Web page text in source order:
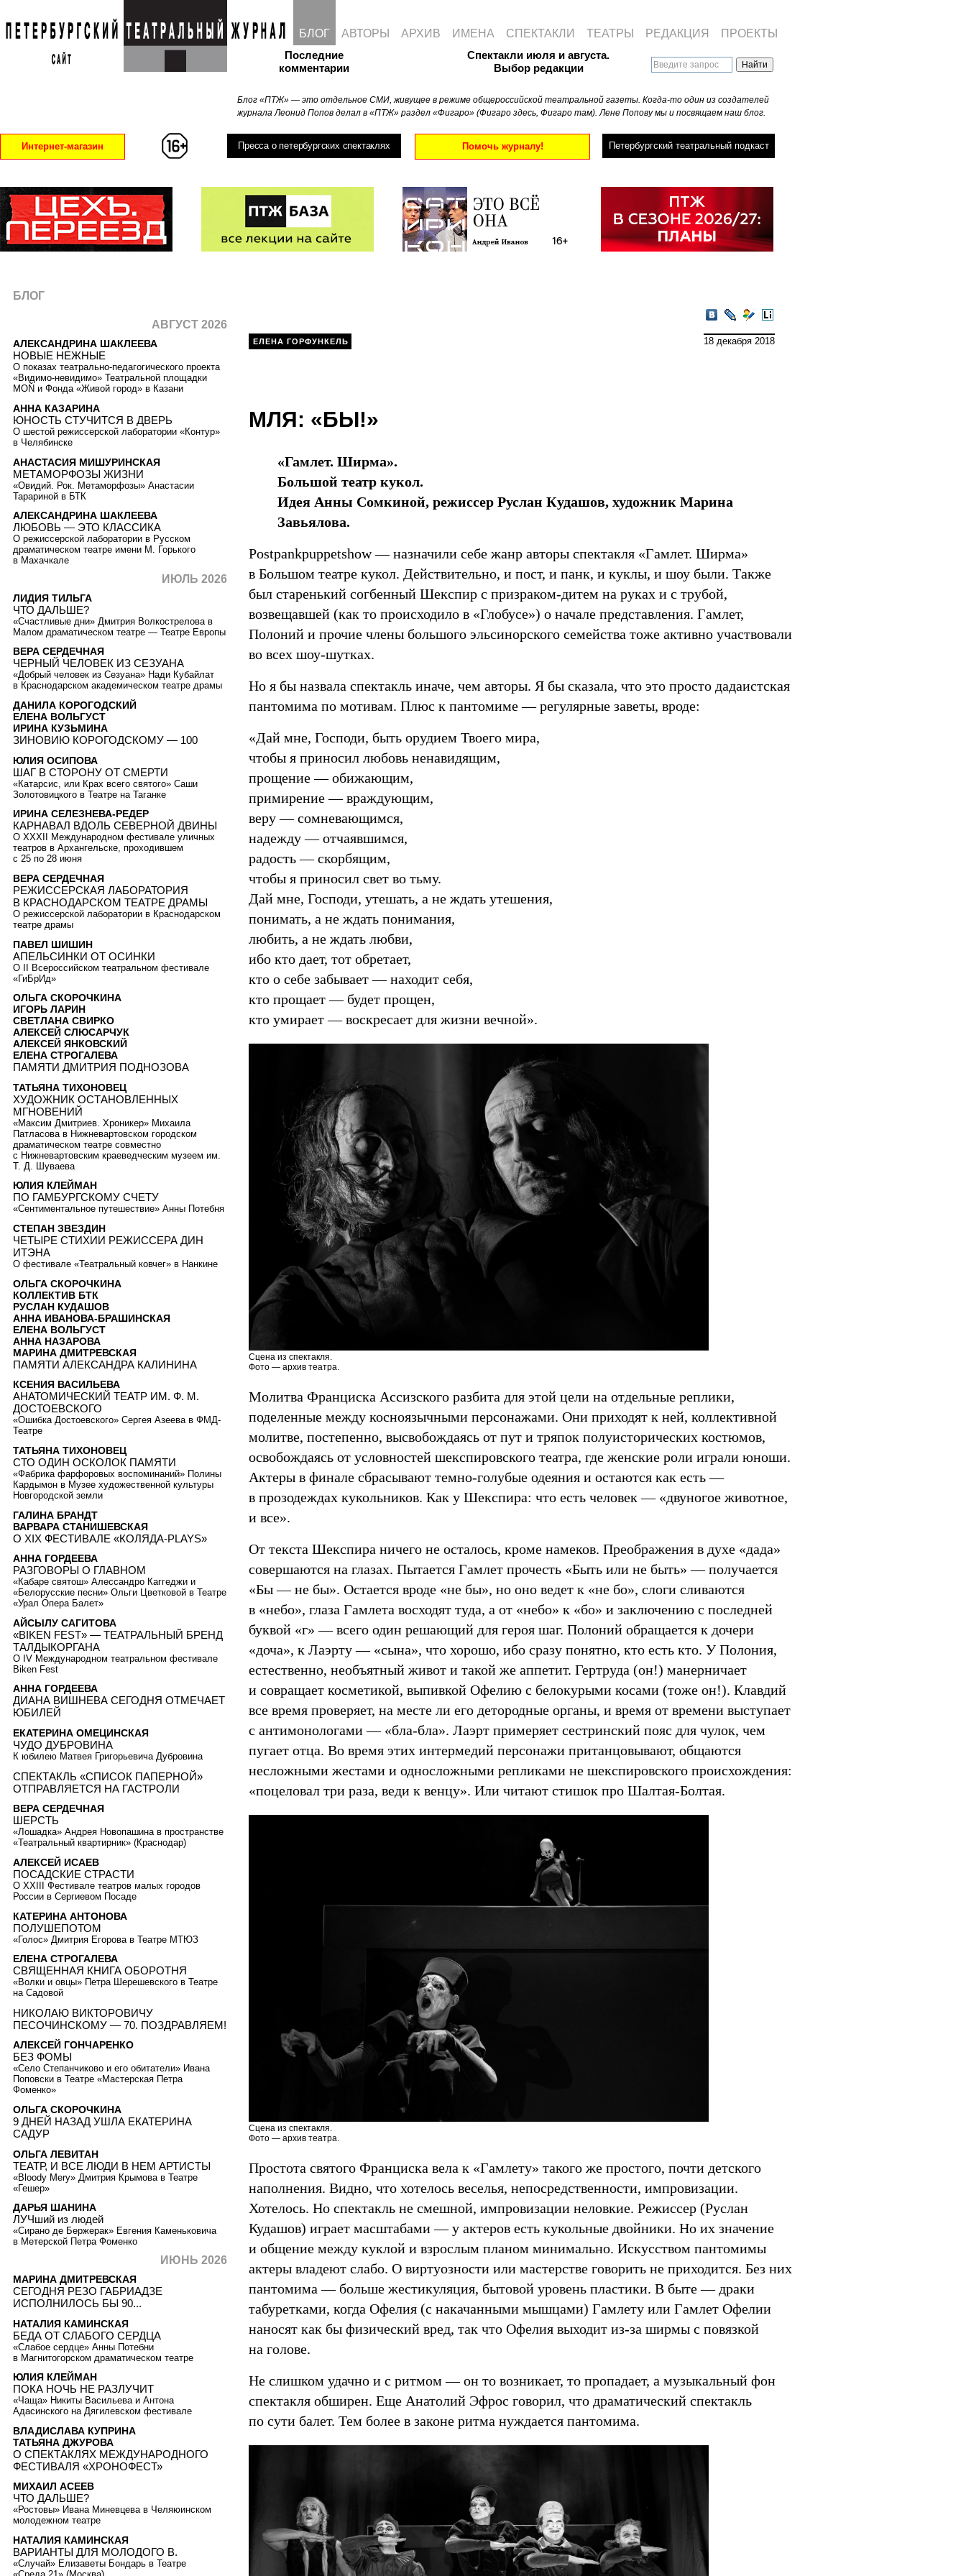
Последние
комментарии
Блог «ПТЖ» — это отдельное СМИ, живущее в режиме общероссийской театральной газеты. Когда-то один из создателей
журнала Леонид Попов делал в «ПТЖ» раздел «Фигаро» (Фигаро здесь, Фигаро там). Лене Попову мы и посвящаем наш блог.
Спектакли июля и августа.
Выбор редакции
Интернет-магазин Пресса о петербургских спектаклях Помочь журналу! Петербургский театральный подкаст
БЛОГ АВТОРЫ АРХИВ ИМЕНА СПЕКТАКЛИ ТЕАТРЫ РЕДАКЦИЯ ПРОЕКТЫ
VKontakte
LiveJournal
Мой
LiveInternet
18 декабря 2018
ЕЛЕНА ГОРФУНКЕЛЬ
МЛЯ: «БЫ!»
«Гамлет. Ширма».
Большой театр кукол.
Идея Анны Сомкиной, режиссер Руслан Кудашов, художник Марина
Завьялова.
Postpankpuppetshow — назначили себе жанр авторы спектакля «Гамлет. Ширма»
в Большом театре кукол. Действительно, и пост, и панк, и куклы, и шоу были. Также
был старенький согбенный Шекспир с призраком-дитем на руках и с трубой,
возвещавшей (как то происходило в «Глобусе») о начале представления. Гамлет,
Полоний и прочие члены большого эльсинорского семейства тоже активно участвовали
во всех шоу-шутках.
Но я бы назвала спектакль иначе, чем авторы. Я бы сказала, что это просто дадаистская
пантомима по мотивам. Плюс к пантомиме — регулярные заветы, вроде:
«Дай мне, Господи, быть орудием Твоего мира,
чтобы я приносил любовь ненавидящим,
прощение — обижающим,
примирение — враждующим,
веру — сомневающимся,
надежду — отчаявшимся,
радость — скорбящим,
чтобы я приносил свет во тьму.
Дай мне, Господи, утешать, а не ждать утешения,
понимать, а не ждать понимания,
любить, а не ждать любви,
ибо кто дает, тот обретает,
кто о себе забывает — находит себя,
кто прощает — будет прощен,
кто умирает — воскресает для жизни вечной».
Сцена из спектакля.
Фото — архив театра.
Молитва Франциска Ассизского разбита для этой цели на отдельные реплики,
поделенные между косноязычными персонажами. Они приходят к ней, коллективной
молитве, постепенно, высвобождаясь от пут и тряпок полуисторических костюмов,
освобождаясь от условностей шекспировского театра, где женские роли играли юноши.
Актеры в финале сбрасывают темно-голубые одеяния и остаются как есть —
в прозодеждах кукольников. Как у Шекспира: что есть человек — «двуногое животное,
и все».
От текста Шекспира ничего не осталось, кроме намеков. Преображения в духе «дада»
совершаются на глазах. Пытается Гамлет прочесть «Быть или не быть» — получается
«Бы — не бы». Остается вроде «не бы», но оно ведет к «не бо», слоги сливаются
в «небо», глаза Гамлета восходят туда, а от «небо» к «бо» и заключению с последней
буквой «г» — всего один решающий для героя шаг. Полоний обращается к дочери
«доча», к Лаэрту — «сына», что хорошо, ибо сразу понятно, кто есть кто. У Полония,
естественно, необъятный живот и такой же аппетит. Гертруда (он!) манерничает
и совращает косметикой, выпивкой Офелию с белокурыми косами (тоже он!). Клавдий
все время проверяет, на месте ли его детородные органы, и время от времени выступает
с антимонологами — «бла-бла». Лаэрт примеряет сестринский пояс для чулок, чем
пугает отца. Во время этих интермедий персонажи пританцовывают, общаются
несложными жестами и односложными репликами не шекспировского происхождения:
«поцеловал три раза, веди к венцу». Или читают стишок про Шалтая-Болтая.
Сцена из спектакля.
Фото — архив театра.
Простота святого Франциска вела к «Гамлету» такого же простого, почти детского
наполнения. Видно, что хотелось веселья, непосредственности, импровизации.
Хотелось. Но спектакль не смешной, импровизации неловкие. Режиссер (Руслан
Кудашов) играет масштабами — у актеров есть кукольные двойники. Но их значение
и общение между куклой и взрослым планом минимально. Искусством пантомимы
актеры владеют слабо. О виртуозности или мастерстве говорить не приходится. Без них
пантомима — больше жестикуляция, бытовой уровень пластики. В быте — драки
табуретками, когда Офелия (с накачанными мышцами) Гамлету или Гамлет Офелии
наносят как бы физический вред, так что Офелия выходит из-за ширмы с повязкой
на голове.
Не слишком удачно и с ритмом — он то возникает, то пропадает, а музыкальный фон
спектакля обширен. Еще Анатолий Эфрос говорил, что драматический спектакль
по сути балет. Тем более в законе ритма нуждается пантомима.
БЛОГ
АВГУСТ 2026
АЛЕКСАНДРИНА ШАКЛЕЕВА
НОВЫЕ НЕЖНЫЕ
О показах театрально-педагогического проекта
«Видимо-невидимо» Театральной площадки
MOŇ и Фонда «Живой город» в Казани
АННА КАЗАРИНА
ЮНОСТЬ СТУЧИТСЯ В ДВЕРЬ
О шестой режиссерской лаборатории «Контур»
в Челябинске
АНАСТАСИЯ МИШУРИНСКАЯ
МЕТАМОРФОЗЫ ЖИЗНИ
«Овидий. Рок. Метаморфозы» Анастасии
Тарариной в БТК
АЛЕКСАНДРИНА ШАКЛЕЕВА
ЛЮБОВЬ — ЭТО КЛАССИКА
О режиссерской лаборатории в Русском
драматическом театре имени М. Горького
в Махачкале
ИЮЛЬ 2026
ЛИДИЯ ТИЛЬГА
ЧТО ДАЛЬШЕ?
«Счастливые дни» Дмитрия Волкострелова в
Малом драматическом театре — Театре Европы
ВЕРА СЕРДЕЧНАЯ
ЧЕРНЫЙ ЧЕЛОВЕК ИЗ СЕЗУАНА
«Добрый человек из Сезуана» Нади Кубайлат
в Краснодарском академическом театре драмы
ДАНИЛА КОРОГОДСКИЙ
ЕЛЕНА ВОЛЬГУСТ
ИРИНА КУЗЬМИНА
ЗИНОВИЮ КОРОГОДСКОМУ — 100
ЮЛИЯ ОСИПОВА
ШАГ В СТОРОНУ ОТ СМЕРТИ
«Катарсис, или Крах всего святого» Саши
Золотовицкого в Театре на Таганке
ИРИНА СЕЛЕЗНЕВА-РЕДЕР
КАРНАВАЛ ВДОЛЬ СЕВЕРНОЙ ДВИНЫ
О XXXII Международном фестивале уличных
театров в Архангельске, проходившем
с 25 по 28 июня
ВЕРА СЕРДЕЧНАЯ
РЕЖИССЕРСКАЯ ЛАБОРАТОРИЯ
В КРАСНОДАРСКОМ ТЕАТРЕ ДРАМЫ
О режиссерской лаборатории в Краснодарском
театре драмы
ПАВЕЛ ШИШИН
АПЕЛЬСИНКИ ОТ ОСИНКИ
О II Всероссийском театральном фестивале
«ГиБрИд»
ОЛЬГА СКОРОЧКИНА
ИГОРЬ ЛАРИН
СВЕТЛАНА СВИРКО
АЛЕКСЕЙ СЛЮСАРЧУК
АЛЕКСЕЙ ЯНКОВСКИЙ
ЕЛЕНА СТРОГАЛЕВА
ПАМЯТИ ДМИТРИЯ ПОДНОЗОВА
ТАТЬЯНА ТИХОНОВЕЦ
ХУДОЖНИК ОСТАНОВЛЕННЫХ
МГНОВЕНИЙ
«Максим Дмитриев. Хроникер» Михаила
Патласова в Нижневартовском городском
драматическом театре совместно
с Нижневартовским краеведческим музеем им.
Т. Д. Шуваева
ЮЛИЯ КЛЕЙМАН
ПО ГАМБУРГСКОМУ СЧЕТУ
«Сентиментальное путешествие» Анны Потебня
СТЕПАН ЗВЕЗДИН
ЧЕТЫРЕ СТИХИИ РЕЖИССЕРА ДИН
ИТЭНА
О фестивале «Театральный ковчег» в Нанкине
ОЛЬГА СКОРОЧКИНА
КОЛЛЕКТИВ БТК
РУСЛАН КУДАШОВ
АННА ИВАНОВА-БРАШИНСКАЯ
ЕЛЕНА ВОЛЬГУСТ
АННА НАЗАРОВА
МАРИНА ДМИТРЕВСКАЯ
ПАМЯТИ АЛЕКСАНДРА КАЛИНИНА
КСЕНИЯ ВАСИЛЬЕВА
АНАТОМИЧЕСКИЙ ТЕАТР ИМ. Ф. М.
ДОСТОЕВСКОГО
«Ошибка Достоевского» Сергея Азеева в ФМД-
Театре
ТАТЬЯНА ТИХОНОВЕЦ
СТО ОДИН ОСКОЛОК ПАМЯТИ
«Фабрика фарфоровых воспоминаний» Полины
Кардымон в Музее художественной культуры
Новгородской земли
ГАЛИНА БРАНДТ
ВАРВАРА СТАНИШЕВСКАЯ
О XIX ФЕСТИВАЛЕ «КОЛЯДА-PLAYS»
АННА ГОРДЕЕВА
РАЗГОВОРЫ О ГЛАВНОМ
«Кабаре святош» Алессандро Каггеджи и
«Белорусские песни» Ольги Цветковой в Театре
«Урал Опера Балет»
АЙСЫЛУ САГИТОВА
«BIKEN FEST» — ТЕАТРАЛЬНЫЙ БРЕНД
ТАЛДЫКОРГАНА
О IV Международном театральном фестивале
Biken Fest
АННА ГОРДЕЕВА
ДИАНА ВИШНЕВА СЕГОДНЯ ОТМЕЧАЕТ
ЮБИЛЕЙ
ЕКАТЕРИНА ОМЕЦИНСКАЯ
ЧУДО ДУБРОВИНА
К юбилею Матвея Григорьевича Дубровина
СПЕКТАКЛЬ «СПИСОК ПАПЕРНОЙ»
ОТПРАВЛЯЕТСЯ НА ГАСТРОЛИ
ВЕРА СЕРДЕЧНАЯ
ШЕРСТЬ
«Лошадка» Андрея Новопашина в пространстве
«Театральный квартирник» (Краснодар)
АЛЕКСЕЙ ИСАЕВ
ПОСАДСКИЕ СТРАСТИ
О XXIII Фестивале театров малых городов
России в Сергиевом Посаде
КАТЕРИНА АНТОНОВА
ПОЛУШЕПОТОМ
«Голос» Дмитрия Егорова в Театре МТЮЗ
ЕЛЕНА СТРОГАЛЕВА
СВЯЩЕННАЯ КНИГА ОБОРОТНЯ
«Волки и овцы» Петра Шерешевского в Театре
на Садовой
НИКОЛАЮ ВИКТОРОВИЧУ
ПЕСОЧИНСКОМУ — 70. ПОЗДРАВЛЯЕМ!
АЛЕКСЕЙ ГОНЧАРЕНКО
БЕЗ ФОМЫ
«Село Степанчиково и его обитатели» Ивана
Поповски в Театре «Мастерская Петра
Фоменко»
ОЛЬГА СКОРОЧКИНА
9 ДНЕЙ НАЗАД УШЛА ЕКАТЕРИНА
САДУР
ОЛЬГА ЛЕВИТАН
ТЕАТР, И ВСЕ ЛЮДИ В НЕМ АРТИСТЫ
«Bloody Mery» Дмитрия Крымова в Театре
«Гешер»
ДАРЬЯ ШАНИНА
ЛУЧший из людей
«Сирано де Бержерак» Евгения Каменьковича
в Метерской Петра Фоменко
ИЮНЬ 2026
МАРИНА ДМИТРЕВСКАЯ
СЕГОДНЯ РЕЗО ГАБРИАДЗЕ
ИСПОЛНИЛОСЬ БЫ 90...
НАТАЛИЯ КАМИНСКАЯ
БЕДА ОТ СЛАБОГО СЕРДЦА
«Слабое сердце» Анны Потебни
в Магнитогорском драматическом театре
ЮЛИЯ КЛЕЙМАН
ПОКА НОЧЬ НЕ РАЗЛУЧИТ
«Чаща» Никиты Васильева и Антона
Адасинского на Дягилевском фестивале
ВЛАДИСЛАВА КУПРИНА
ТАТЬЯНА ДЖУРОВА
О СПЕКТАКЛЯХ МЕЖДУНАРОДНОГО
ФЕСТИВАЛЯ «ХРОНОФЕСТ»
МИХАИЛ АСЕЕВ
ЧТО ДАЛЬШЕ?
«Ростовы» Ивана Миневцева в Челяюинском
молодежном театре
НАТАЛИЯ КАМИНСКАЯ
ВАРИАНТЫ ДЛЯ МОЛОДОГО В.
«Случай» Елизаветы Бондарь в Театре